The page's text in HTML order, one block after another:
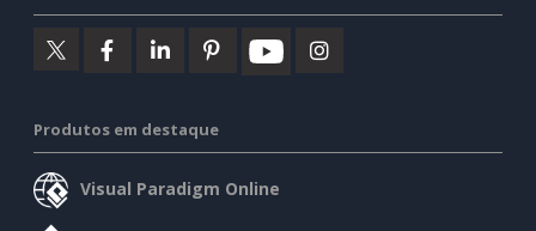
Produtos em destaque
Visual Paradigm Online